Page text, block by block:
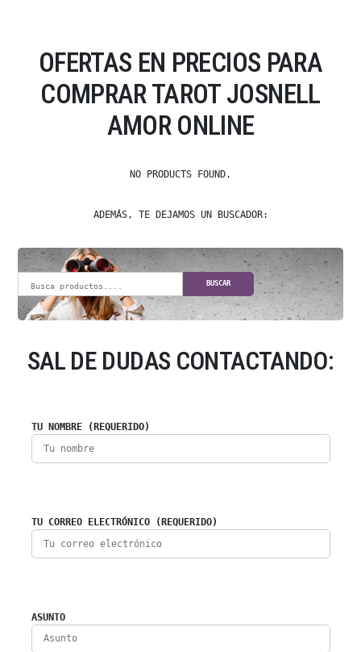
OFERTAS EN PRECIOS PARA
COMPRAR TAROT JOSNELL
AMOR ONLINE
NO PRODUCTS FOUND.
ADEMÁS, TE DEJAMOS UN BUSCADOR:
BUSCAR
SAL DE DUDAS CONTACTANDO:
TU NOMBRE (REQUERIDO)
TU CORREO ELECTRÓNICO (REQUERIDO)
ASUNTO